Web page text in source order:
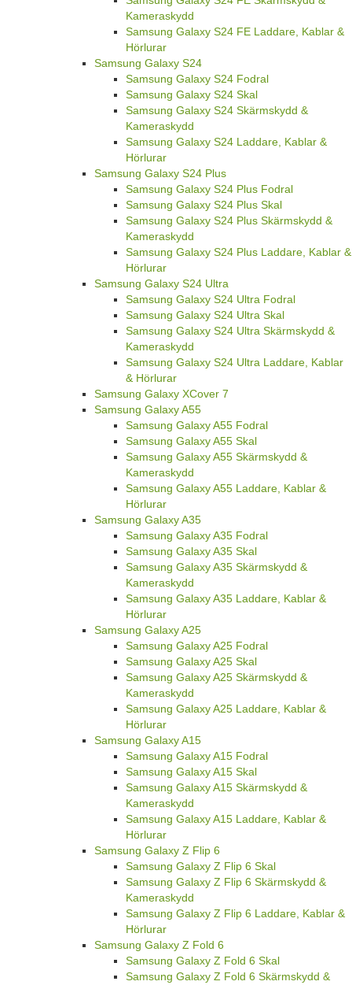
Kameraskydd
Samsung Galaxy S24 FE Laddare, Kablar &
Hörlurar
Samsung Galaxy S24
Samsung Galaxy S24 Fodral
Samsung Galaxy S24 Skal
Samsung Galaxy S24 Skärmskydd &
Kameraskydd
Samsung Galaxy S24 Laddare, Kablar &
Hörlurar
Samsung Galaxy S24 Plus
Samsung Galaxy S24 Plus Fodral
Samsung Galaxy S24 Plus Skal
Samsung Galaxy S24 Plus Skärmskydd &
Kameraskydd
Samsung Galaxy S24 Plus Laddare, Kablar &
Hörlurar
Samsung Galaxy S24 Ultra
Samsung Galaxy S24 Ultra Fodral
Samsung Galaxy S24 Ultra Skal
Samsung Galaxy S24 Ultra Skärmskydd &
Kameraskydd
Samsung Galaxy S24 Ultra Laddare, Kablar
& Hörlurar
Samsung Galaxy XCover 7
Samsung Galaxy A55
Samsung Galaxy A55 Fodral
Samsung Galaxy A55 Skal
Samsung Galaxy A55 Skärmskydd &
Kameraskydd
Samsung Galaxy A55 Laddare, Kablar &
Hörlurar
Samsung Galaxy A35
Samsung Galaxy A35 Fodral
Samsung Galaxy A35 Skal
Samsung Galaxy A35 Skärmskydd &
Kameraskydd
Samsung Galaxy A35 Laddare, Kablar &
Hörlurar
Samsung Galaxy A25
Samsung Galaxy A25 Fodral
Samsung Galaxy A25 Skal
Samsung Galaxy A25 Skärmskydd &
Kameraskydd
Samsung Galaxy A25 Laddare, Kablar &
Hörlurar
Samsung Galaxy A15
Samsung Galaxy A15 Fodral
Samsung Galaxy A15 Skal
Samsung Galaxy A15 Skärmskydd &
Kameraskydd
Samsung Galaxy A15 Laddare, Kablar &
Hörlurar
Samsung Galaxy Z Flip 6
Samsung Galaxy Z Flip 6 Skal
Samsung Galaxy Z Flip 6 Skärmskydd &
Kameraskydd
Samsung Galaxy Z Flip 6 Laddare, Kablar &
Hörlurar
Samsung Galaxy Z Fold 6
Samsung Galaxy Z Fold 6 Skal
Samsung Galaxy Z Fold 6 Skärmskydd &